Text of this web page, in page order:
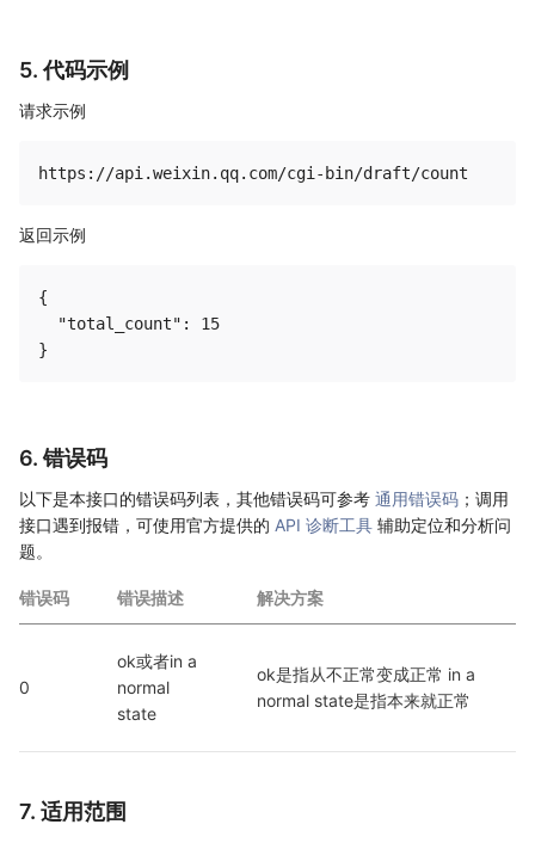
5. 代码示例
请求示例
返回示例
{
  "total_count": 15
6. 错误码
以下是本接口的错误码列表，其他错误码可参考 通用错误码 ；调用
接口遇到报错，可使用官方提供的 API 诊断工具 辅助定位和分析问
题。
错误码 错误描述 解决方案
0
ok或者in a
normal
state
ok是指从不正常变成正常 in a
normal state是指本来就正常
7. 适用范围